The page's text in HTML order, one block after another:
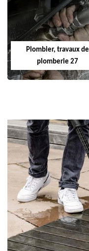
Plombier, travaux de
plomberie 27